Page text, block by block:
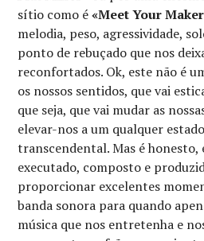
sítio como é«Meet Your
melodia, peso, agressividade,
ponto de rebuçado que nos
reconfortados. Ok, este não é
os nossos sentidos, que vai
que seja, que vai mudar as
elevar-nos a um qualquer
transcendental. Mas é
executado, composto e
proporcionar excelentes
banda sonora para quando
música que nos entretenha e